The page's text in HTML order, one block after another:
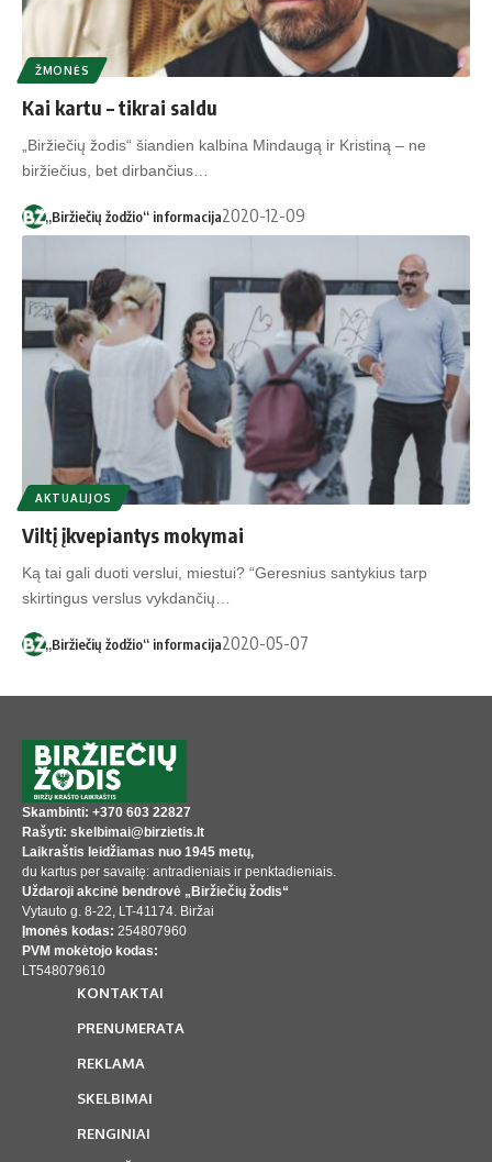
ŽMONĖS
Kai kartu – tikrai saldu
„Biržiečių žodis“ šiandien kalbina Mindaugą ir Kristiną – ne
biržiečius, bet dirbančius…
„Biržiečių žodžio“ informacija2020-12-09
AKTUALIJOS
Viltį įkvepiantys mokymai
Ką tai gali duoti verslui, miestui? “Geresnius santykius tarp
skirtingus verslus vykdančių…
„Biržiečių žodžio“ informacija2020-05-07
Skambinti: +370 603 22827
Rašyti: skelbimai@birzietis.lt
Laikraštis leidžiamas nuo 1945 metų,
du kartus per savaitę: antradieniais ir penktadieniais.
Uždaroji akcinė bendrovė „Biržiečių žodis“
Vytauto g. 8-22, LT-41174. Biržai
Įmonės kodas: 254807960
PVM mokėtojo kodas:
LT548079610
KONTAKTAI
PRENUMERATA
REKLAMA
SKELBIMAI
RENGINIAI